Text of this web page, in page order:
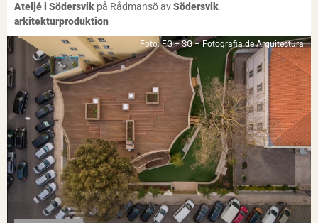
Ateljé i Södersvik på Rådmansö avSödersvik
arkitekturproduktion
Foto: FG + SG – Fotografia de Arquitectura